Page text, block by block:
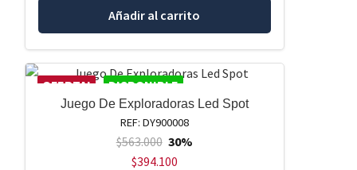
Añadir al carrito
OFERTA! DISPONIBLE
Juego De Exploradoras Led Spot
REF: DY900008
$563.000 30%
$394.100